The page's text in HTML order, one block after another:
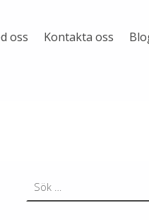
oss Kontakta oss